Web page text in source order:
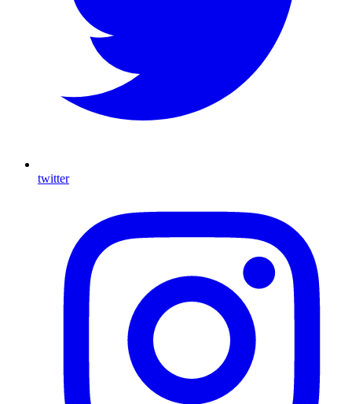
twitter